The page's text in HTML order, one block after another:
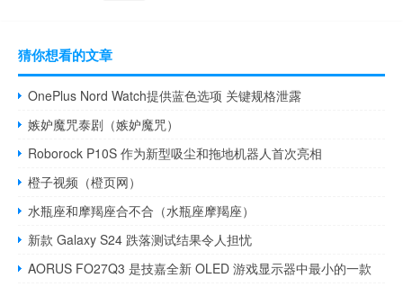
猜你想看的文章
OnePlus Nord Watch提供蓝色选项 关键规格泄露
嫉妒魔咒泰剧（嫉妒魔咒）
Roborock P10S 作为新型吸尘和拖地机器人首次亮相
橙子视频（橙页网）
水瓶座和摩羯座合不合（水瓶座摩羯座）
新款 Galaxy S24 跌落测试结果令人担忧
AORUS FO27Q3 是技嘉全新 OLED 游戏显示器中最小的一款